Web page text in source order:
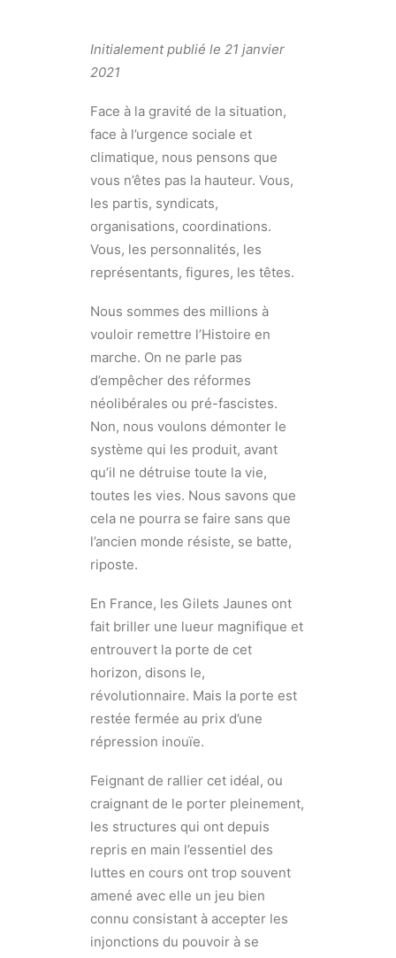
Initialement publié le 21 janvier
2021
Face à la gravité de la situation,
face à l’urgence sociale et
climatique, nous pensons que
vous n’êtes pas la hauteur. Vous,
les partis, syndicats,
organisations, coordinations.
Vous, les personnalités, les
représentants, figures, les têtes.
Nous sommes des millions à
vouloir remettre l’Histoire en
marche. On ne parle pas
d’empêcher des réformes
néolibérales ou pré-fascistes.
Non, nous voulons démonter le
système qui les produit, avant
qu’il ne détruise toute la vie,
toutes les vies. Nous savons que
cela ne pourra se faire sans que
l’ancien monde résiste, se batte,
riposte.
En France, les Gilets Jaunes ont
fait briller une lueur magnifique et
entrouvert la porte de cet
horizon, disons le,
révolutionnaire. Mais la porte est
restée fermée au prix d’une
répression inouïe.
Feignant de rallier cet idéal, ou
craignant de le porter pleinement,
les structures qui ont depuis
repris en main l’essentiel des
luttes en cours ont trop souvent
amené avec elle un jeu bien
connu consistant à accepter les
injonctions du pouvoir à se